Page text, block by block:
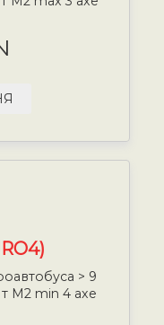
> 9
т М2 min 4 axe